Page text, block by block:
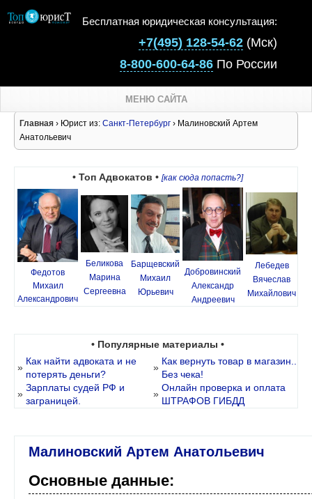
Бесплатная юридическая консультация:
+7(495) 128-54-62 (Мск)
8-800-600-64-86 По России
МЕНЮ САЙТА
Главная › Юрист из: Санкт-Петербург › Малиновский Артем
Анатольевич
• Топ Адвокатов • [как сюда попасть?]
Федотов
Михаил
Александрович
Беликова
Марина
Сергеевна
Барщевский
Михаил
Юрьевич
Добровинский
Александр
Андреевич
Лебедев
Вячеслав
Михайлович
• Популярные материалы •
»
Как найти адвоката и не
потерять деньги?
»
Как вернуть товар в магазин..
Без чека!
»
Зарплаты судей РФ и
заграницей.
»
Онлайн проверка и оплата
ШТРАФОВ ГИБДД
Малиновский Артем Анатольевич
Основные данные: